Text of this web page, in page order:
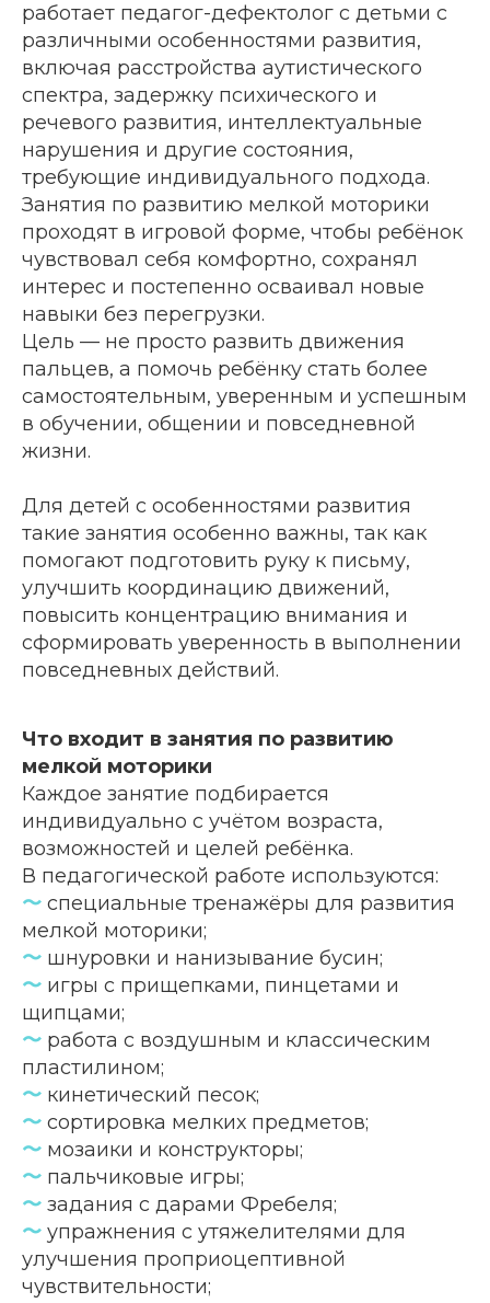
работает педагог-дефектолог с детьми с
различными особенностями развития,
включая расстройства аутистического
спектра, задержку психического и
речевого развития, интеллектуальные
нарушения и другие состояния,
требующие индивидуального подхода.
Занятия по развитию мелкой моторики
проходят в игровой форме, чтобы ребёнок
чувствовал себя комфортно, сохранял
интерес и постепенно осваивал новые
навыки без перегрузки.
Цель — не просто развить движения
пальцев, а помочь ребёнку стать более
самостоятельным, уверенным и успешным
в обучении, общении и повседневной
жизни.
Для детей с особенностями развития
такие занятия особенно важны, так как
помогают подготовить руку к письму,
улучшить координацию движений,
повысить концентрацию внимания и
сформировать уверенность в выполнении
повседневных действий.
Что входит в занятия по развитию
мелкой моторики
Каждое занятие подбирается
индивидуально с учётом возраста,
возможностей и целей ребёнка.
В педагогической работе используются:
〜 специальные тренажёры для развития
мелкой моторики;
〜 шнуровки и нанизывание бусин;
〜 игры с прищепками, пинцетами и
щипцами;
〜 работа с воздушным и классическим
пластилином;
〜 кинетический песок;
〜 сортировка мелких предметов;
〜 мозаики и конструкторы;
〜 пальчиковые игры;
〜 задания с дарами Фребеля;
〜 упражнения с утяжелителями для
улучшения проприоцептивной
чувствительности;